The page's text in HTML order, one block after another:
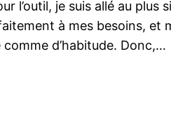
l’outil, je suis allé au plus
à mes besoins, et
d’habitude. Donc,…